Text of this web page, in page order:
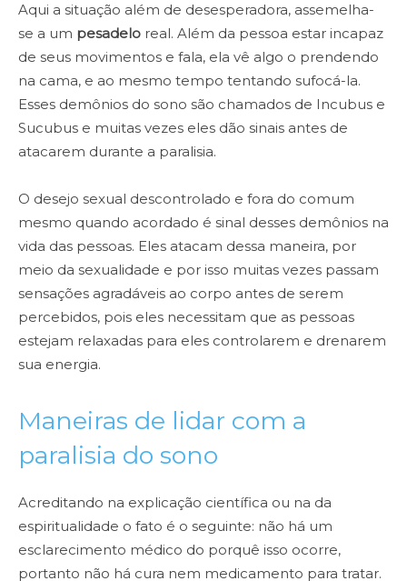
Aqui a situação além de desesperadora, assemelha-
se a um pesadelo real. Além da pessoa estar incapaz
de seus movimentos e fala, ela vê algo o prendendo
na cama, e ao mesmo tempo tentando sufocá-la.
Esses demônios do sono são chamados de Incubus e
Sucubus e muitas vezes eles dão sinais antes de
atacarem durante a paralisia.
O desejo sexual descontrolado e fora do comum
mesmo quando acordado é sinal desses demônios na
vida das pessoas. Eles atacam dessa maneira, por
meio da sexualidade e por isso muitas vezes passam
sensações agradáveis ao corpo antes de serem
percebidos, pois eles necessitam que as pessoas
estejam relaxadas para eles controlarem e drenarem
sua energia.
Maneiras de lidar com a
paralisia do sono
Acreditando na explicação científica ou na da
espiritualidade o fato é o seguinte: não há um
esclarecimento médico do porquê isso ocorre,
portanto não há cura nem medicamento para tratar.